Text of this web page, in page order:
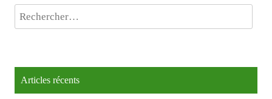
Rechercher :
Articles récents